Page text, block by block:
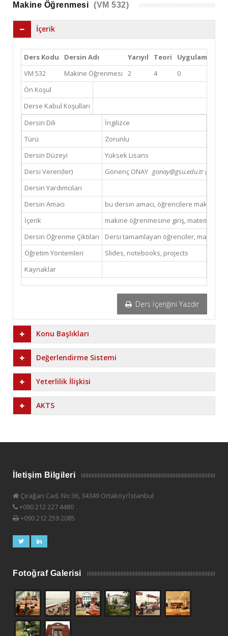
Makine Öğrenmesi (VM 532)
İçerik
Ders Kodu Dersin Adı Yarıyıl Teori Uygulama
VM 532
Makine Öğrenmesi 2 4 0
Ön Koşul
Derse Kabul Koşulları
Dersin Dili
İngilizce
Türü
Zorunlu
Dersin Düzeyi
Yüksek Lisans
Dersi Veren(ler)
Gönenç ONAY gonay@gsu.edu.tr (Email)
Dersin Yardımcıları
Dersin Amacı
bu dersin amacı, öğrencilere makine
İçerik
makine öğrenmesine giriş,
Dersin Öğrenme Çıktıları
Dersi tamamlayan öğrenciler, makine
Öğretim Yöntemleri
Slides, notebooks, projects
Kaynaklar
Ders İçeriğini Yazdır
Konu Başlıkları
Değerlendirme Sistemi
Yeterlilik İlişkisi
AKTS
İletişim Bilgileri
Çırağan Cad. No:36, 34349 Ortaköy/İstanbul
+090 212 227 4480
+090 212 259 2085
Fotoğraf Galerisi